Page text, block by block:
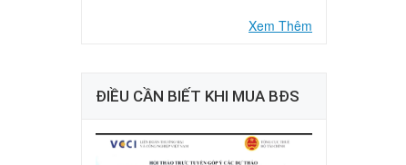
Xem Thêm
ĐIỀU CẦN BIẾT KHI MUA BĐS